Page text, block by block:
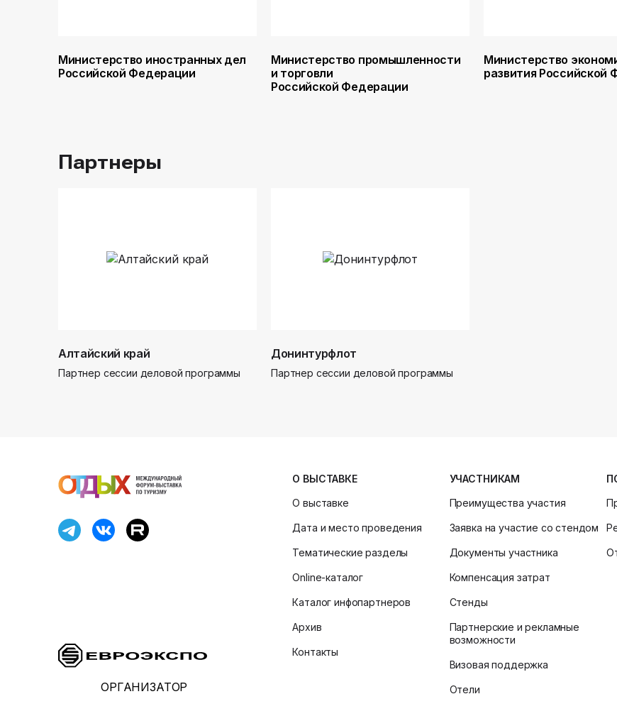
Министерство иностранных дел
Российской Федерации
Министерство промышленности
и торговли
Российской Федерации
Министерство
развития Российской
Партнеры
Алтайский край
Партнер сессии деловой программы
Донинтурфлот
Партнер сессии деловой программы
ОРГАНИЗАТОР
О ВЫСТАВКЕ
О выставке
Дата и место проведения
Тематические разделы
Online-каталог
Каталог инфопартнеров
Архив
Контакты
УЧАСТНИКАМ
Преимущества участия
Заявка на участие со стендом
Документы участника
Компенсация затрат
Стенды
Партнерские и рекламные
возможности
Визовая поддержка
Отели